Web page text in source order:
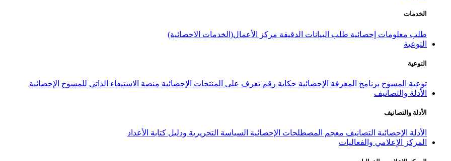
الخدمات
طلب معلومات إحصائية طلب البيانات الدقيقة مركز الأعمال(الخدمات الاحصائية)
التوعية
التوعية
توعية المسوح برنامج المعرفة الإحصائية حكاية رقم تعرف على المنتجات الإحصائية منصة الاستيفاء الذاتي للمسوح الإحصائية
الأدلة والتصانيف
الأدلة والتصانيف
الأدلة الإحصائية التصانيف معجم المصطلحات الإحصائية السياسة التحريرية ودليل كتابة الأعداد
المركز الإعلامي والفعاليات